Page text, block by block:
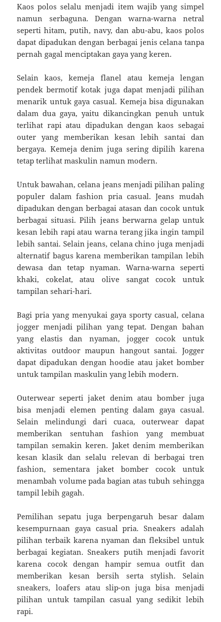
Kaos polos selalu menjadi item wajib yang simpel
namun serbaguna. Dengan warna-warna netral
seperti hitam, putih, navy, dan abu-abu, kaos polos
dapat dipadukan dengan berbagai jenis celana tanpa
pernah gagal menciptakan gaya yang keren.
Selain kaos, kemeja flanel atau kemeja lengan
pendek bermotif kotak juga dapat menjadi pilihan
menarik untuk gaya casual. Kemeja bisa digunakan
dalam dua gaya, yaitu dikancingkan penuh untuk
terlihat rapi atau dipadukan dengan kaos sebagai
outer yang memberikan kesan lebih santai dan
bergaya. Kemeja denim juga sering dipilih karena
tetap terlihat maskulin namun modern.
Untuk bawahan, celana jeans menjadi pilihan paling
populer dalam fashion pria casual. Jeans mudah
dipadukan dengan berbagai atasan dan cocok untuk
berbagai situasi. Pilih jeans berwarna gelap untuk
kesan lebih rapi atau warna terang jika ingin tampil
lebih santai. Selain jeans, celana chino juga menjadi
alternatif bagus karena memberikan tampilan lebih
dewasa dan tetap nyaman. Warna-warna seperti
khaki, cokelat, atau olive sangat cocok untuk
tampilan sehari-hari.
Bagi pria yang menyukai gaya sporty casual, celana
jogger menjadi pilihan yang tepat. Dengan bahan
yang elastis dan nyaman, jogger cocok untuk
aktivitas outdoor maupun hangout santai. Jogger
dapat dipadukan dengan hoodie atau jaket bomber
untuk tampilan maskulin yang lebih modern.
Outerwear seperti jaket denim atau bomber juga
bisa menjadi elemen penting dalam gaya casual.
Selain melindungi dari cuaca, outerwear dapat
memberikan sentuhan fashion yang membuat
tampilan semakin keren. Jaket denim memberikan
kesan klasik dan selalu relevan di berbagai tren
fashion, sementara jaket bomber cocok untuk
menambah volume pada bagian atas tubuh sehingga
tampil lebih gagah.
Pemilihan sepatu juga berpengaruh besar dalam
kesempurnaan gaya casual pria. Sneakers adalah
pilihan terbaik karena nyaman dan fleksibel untuk
berbagai kegiatan. Sneakers putih menjadi favorit
karena cocok dengan hampir semua outfit dan
memberikan kesan bersih serta stylish. Selain
sneakers, loafers atau slip-on juga bisa menjadi
pilihan untuk tampilan casual yang sedikit lebih
rapi.